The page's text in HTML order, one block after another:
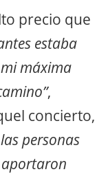
precio que
estaba
máxima
,
concierto,
personas